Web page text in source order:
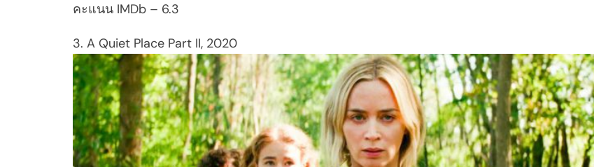
คะแนน IMDb – 6.3
3. A Quiet Place Part II, 2020